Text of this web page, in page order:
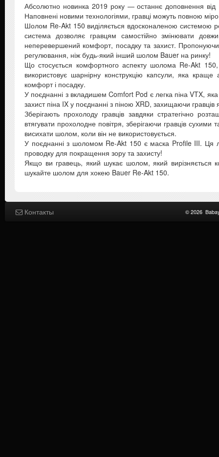
Абсолютно новинка 2019 року — останнє доповнення
Наповнені новими технологіями, гравці можуть повною
Шолом Re-Akt 150 виділяється вдосконаленою системою
система дозволяє гравцям самостійно змінювати
неперевершений комфорт, посадку та захист.
регулювання, ніж будь-який інший шолом Bauer на ринку!
Що стосується комфортного аспекту шолома Re-Akt
використовує шарнірну конструкцію капсули, яка
комфорт і посадку.
У поєднанні з вкладишем Comfort Pod є легка піна VTX,
захист піна IX у поєднанні з піною XRD, захищаючи гравців
Зберігають прохолоду гравців завдяки стратегічно
втягувати прохолодне повітря, зберігаючи гравців
висихати шолом, коли він не використовується.
У поєднанні з шоломом Re-Akt 150 є маска Profile III. Ця
проводку для покращення зору та захисту!
Якщо ви гравець, який шукає шолом, який вирізняється
шукайте шолом для хокею Bauer Re-Akt 150.
Контакты © 2026